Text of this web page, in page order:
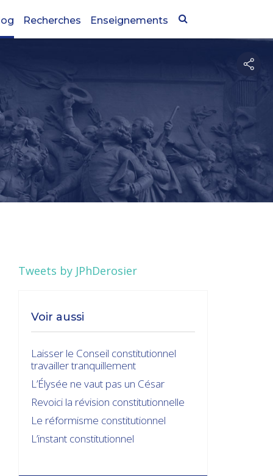
Recherches Enseignements
Tweets by JPhDerosier
Voir aussi
Laisser le Conseil constitutionnel
travailler tranquillement
L’Élysée ne vaut pas un César
Revoici la révision constitutionnelle
Le réformisme constitutionnel
L’instant constitutionnel